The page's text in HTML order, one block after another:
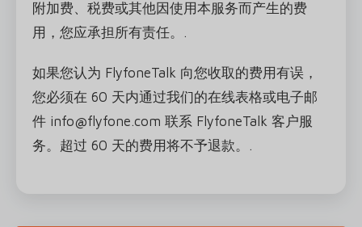
附加费、税费或其他因使用本服务而产生的费
用，您应承担所有责任。.
如果您认为 FlyfoneTalk 向您收取的费用有误，
您必须在 60 天内通过我们的在线表格或电子邮
件 info@flyfone.com 联系 FlyfoneTalk 客户服
务。超过 60 天的费用将不予退款。.